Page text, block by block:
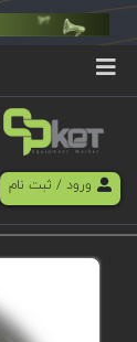
ورود/ ثبت نام